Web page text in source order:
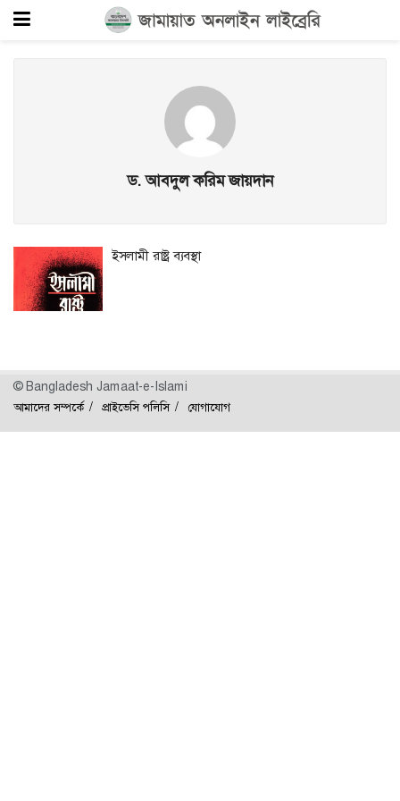
ড. আবদুল করিম জায়দান
ইসলামী রাষ্ট্র ব্যবস্থা
© Bangladesh Jamaat-e-Islami
আমাদের সম্পর্কে প্রাইভেসি পলিসি যোগাযোগ